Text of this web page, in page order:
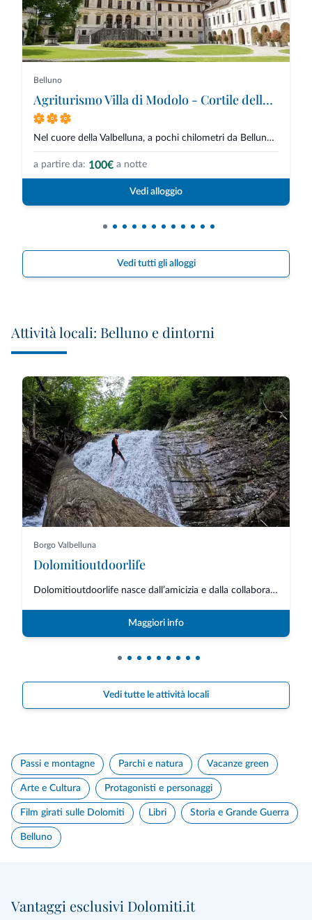
Belluno
Agriturismo Villa di Modolo - Cortile della Latteria
Nel cuore della Valbelluna, a pochi chilometri da Belluno, sorge Villa di M...
a partire da: 100€ a notte
Vedi alloggio
Vedi tutti gli alloggi
Attività locali: Belluno e dintorni
Borgo Valbelluna
Dolomitioutdoorlife
Dolomitioutdoorlife nasce dall’amicizia e dalla collaborazione di professio...
Maggiori info
Vedi tutte le attività locali
Passi e montagne Parchi e natura Vacanze green
Arte e Cultura Protagonisti e personaggi
Film girati sulle Dolomiti Libri Storia e Grande Guerra
Belluno
Vantaggi esclusivi Dolomiti.it